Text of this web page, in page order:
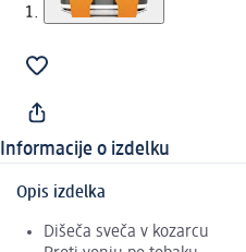
Informacije o izdelku
Opis izdelka
Dišeča sveča v kozarcu